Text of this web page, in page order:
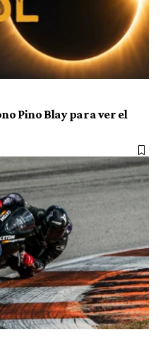
Pino Blay para ver el